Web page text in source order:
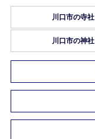
川口市の寺社
川口市の神社